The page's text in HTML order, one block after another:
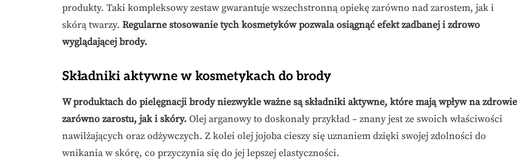
produkty. Taki kompleksowy zestaw gwarantuje wszechstronną opiekę zarówno nad zarostem, jak i
skórą twarzy. Regularne stosowanie tych kosmetyków pozwala osiągnąć efekt zadbanej i zdrowo
wyglądającej brody.
Składniki aktywne w kosmetykach do brody
W produktach do pielęgnacji brody niezwykle ważne są składniki aktywne, które mają wpływ na zdrowie
zarówno zarostu, jak i skóry. Olej arganowy to doskonały przykład – znany jest ze swoich właściwości
nawilżających oraz odżywczych. Z kolei olej jojoba cieszy się uznaniem dzięki swojej zdolności do
wnikania w skórę, co przyczynia się do jej lepszej elastyczności.